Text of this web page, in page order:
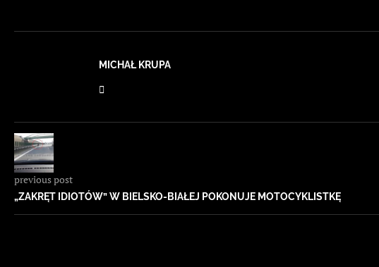
MICHAŁ KRUPA
previous post
„ZAKRĘT IDIOTÓW” W BIELSKO-BIAŁEJ POKONUJE MOTOCYKLISTKĘ